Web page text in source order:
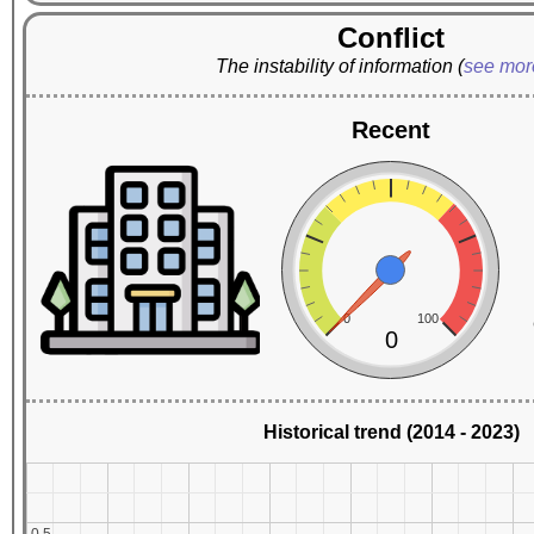
Conflict
The instability of information (see
Recent
0 100
0
Historical trend (2014 - 2023)